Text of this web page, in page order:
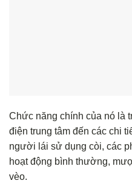
Chức năng chính của nó là
điện trung tâm đến các chi
người lái sử dụng còi, các
hoạt động bình thường,
vèo.